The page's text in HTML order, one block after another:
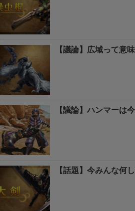
【議論】広域って意
【議論】ハンマーは
【話題】今みんな何